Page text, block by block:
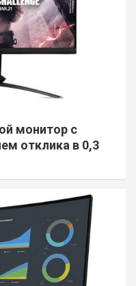
монитор с
отклика в 0,3